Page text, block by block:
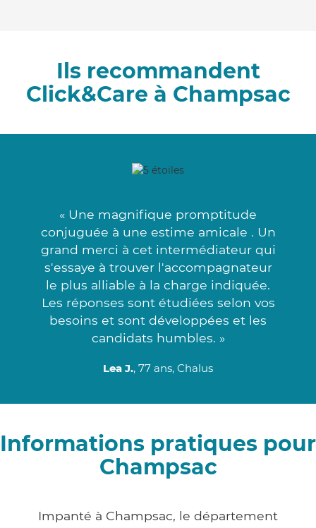
Ils recommandent
Click&Care à Champsac
« Une magnifique promptitude
conjuguée à une estime amicale . Un
grand merci à cet intermédiateur qui
s'essaye à trouver l'accompagnateur
le plus alliable à la charge indiquée.
Les réponses sont étudiées selon vos
besoins et sont développées et les
candidats humbles. »
Lea J., 77 ans, Chalus
Informations pratiques pour
Champsac
Impanté à Champsac, le département